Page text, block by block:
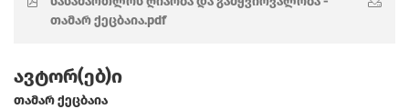
თამარ ქეცბაია.pdf
ავტორ(ებ)ი
თამარ ქეცბაია